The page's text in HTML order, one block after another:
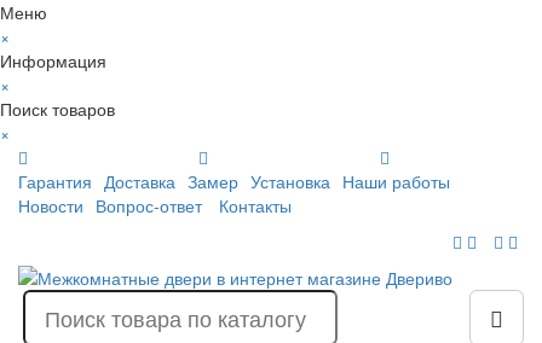
Меню
×
Информация
×
Поиск товаров
×
Гарантия Доставка Замер Установка Наши работы
Новости Вопрос-ответ Контакты